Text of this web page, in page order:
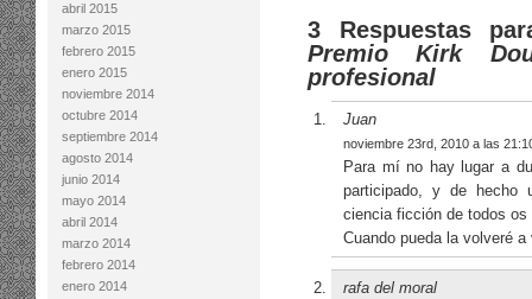
abril 2015
marzo 2015
febrero 2015
enero 2015
noviembre 2014
octubre 2014
septiembre 2014
agosto 2014
junio 2014
mayo 2014
abril 2014
marzo 2014
febrero 2014
enero 2014
3 Respuestas
Premio Kirk
profesional
Juan
noviembre 23rd, 2010 a las
Para mí no hay lugar a
participado, y de hecho
ciencia ficción de todos
Cuando pueda la volveré a
rafa del moral